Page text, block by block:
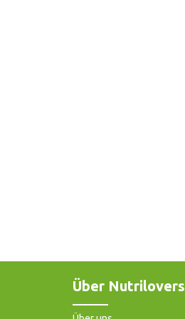
Über Nutrilovers